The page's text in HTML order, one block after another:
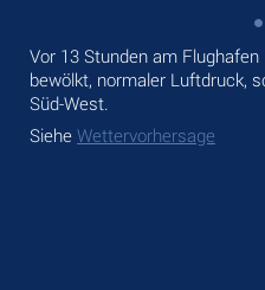
Vor 13 Stunden am
bewölkt, normaler Luftdruck,
Süd-West.
Siehe Wettervorhersage